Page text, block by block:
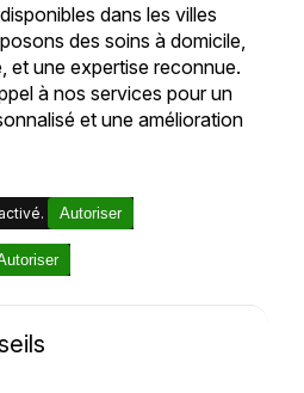
dans les villes
des soins à domicile,
et une expertise reconnue.
à nos services pour un
et une amélioration
Autoriser